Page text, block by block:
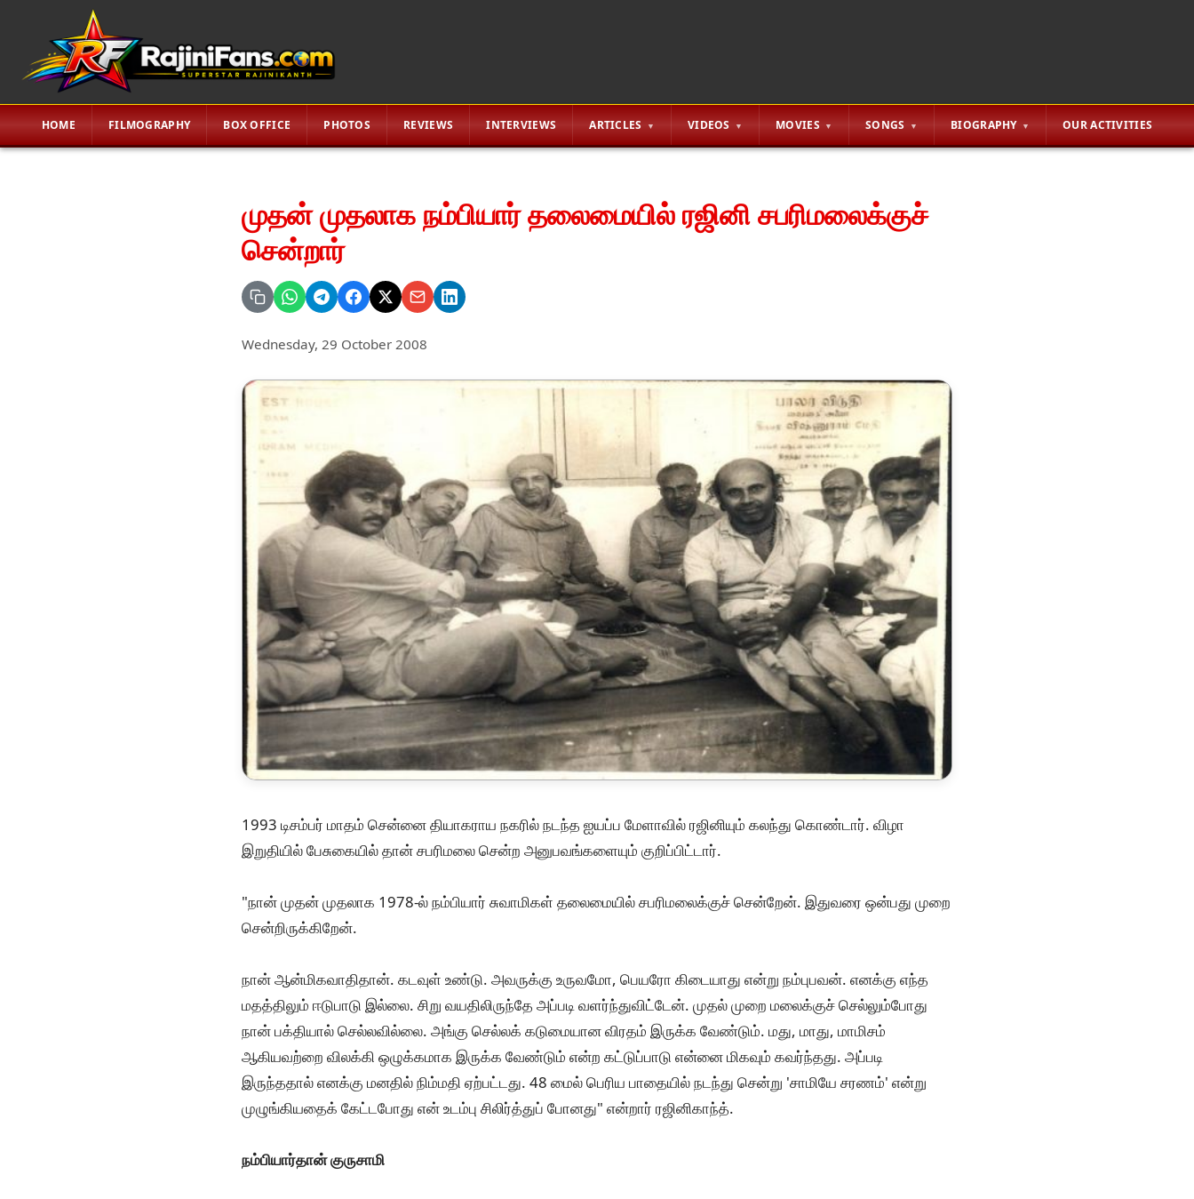
HOME FILMOGRAPHY BOX OFFICE PHOTOS REVIEWS INTERVIEWS ARTICLES VIDEOS MOVIES SONGS BIOGRAPHY OUR ACTIVITIES
முதன் முதலாக நம்பியார் தலைமையில் ரஜினி சபரிமலைக்குச்
சென்றார்
Wednesday, 29 October 2008
1993 டிசம்பர் மாதம் சென்னை தியாகராய நகரில் நடந்த ஐயப்ப மேளாவில் ரஜினியும் கலந்து கொண்டார். விழா
இறுதியில் பேசுகையில் தான் சபரிமலை சென்ற அனுபவங்களையும் குறிப்பிட்டார்.
"நான் முதன் முதலாக 1978-ல் நம்பியார் சுவாமிகள் தலைமையில் சபரிமலைக்குச் சென்றேன். இதுவரை ஒன்பது முறை
சென்றிருக்கிறேன்.
நான் ஆன்மிகவாதிதான். கடவுள் உண்டு. அவருக்கு உருவமோ, பெயரோ கிடையாது என்று நம்புபவன். எனக்கு எந்த
மதத்திலும் ஈடுபாடு இல்லை. சிறு வயதிலிருந்தே அப்படி வளர்ந்துவிட்டேன். முதல் முறை மலைக்குச் செல்லும்போது
நான் பக்தியால் செல்லவில்லை. அங்கு செல்லக் கடுமையான விரதம் இருக்க வேண்டும். மது, மாது, மாமிசம்
ஆகியவற்றை விலக்கி ஒழுக்கமாக இருக்க வேண்டும் என்ற கட்டுப்பாடு என்னை மிகவும் கவர்ந்தது. அப்படி
இருந்ததால் எனக்கு மனதில் நிம்மதி ஏற்பட்டது. 48 மைல் பெரிய பாதையில் நடந்து சென்று 'சாமியே சரணம்' என்று
முழுங்கியதைக் கேட்டபோது என் உடம்பு சிலிர்த்துப் போனது" என்றார் ரஜினிகாந்த்.
நம்பியார்தான் குருசாமி